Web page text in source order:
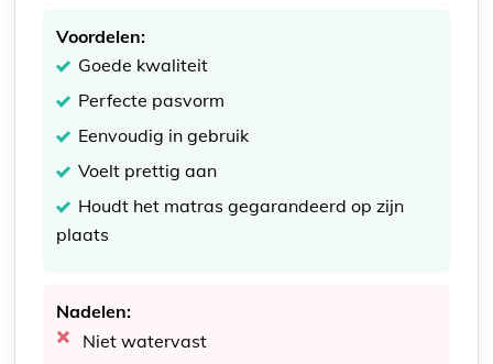
Voordelen:
Goede kwaliteit
Perfecte pasvorm
Eenvoudig in gebruik
Voelt prettig aan
Houdt het matras gegarandeerd op zijn
plaats
Nadelen:
Niet watervast